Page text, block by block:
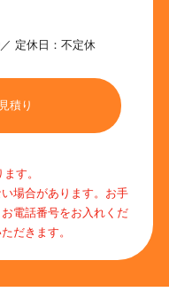
定休日：不定休
積り
す。
場合があります。お手
電話番号をお入れくだ
だきます。